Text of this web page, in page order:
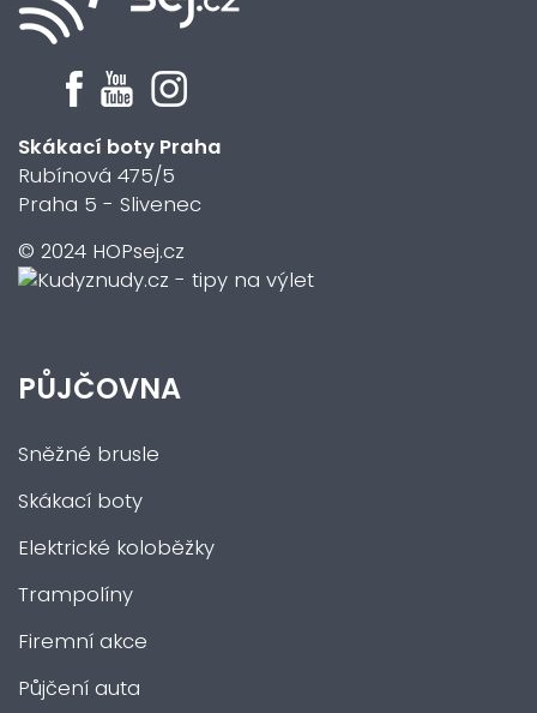
Skákací boty Praha
Rubínová 475/5
Praha 5 - Slivenec
© 2024 HOPsej.cz
PŮJČOVNA
Sněžné brusle
Skákací boty
Elektrické koloběžky
Trampolíny
Firemní akce
Půjčení auta